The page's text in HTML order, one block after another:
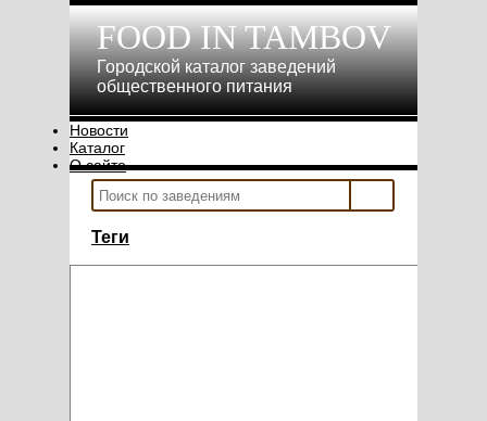
FOOD IN TAMBOV
Городской каталог заведений
общественного питания
Новости
Каталог
О сайте
Теги